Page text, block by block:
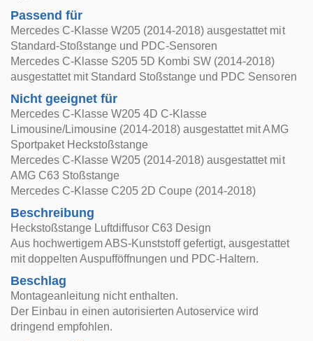
Passend für
Mercedes C-Klasse W205 (2014-2018) ausgestattet mit
Standard-Stoßstange und PDC-Sensoren
Mercedes C-Klasse S205 5D Kombi SW (2014-2018)
ausgestattet mit Standard Stoßstange und PDC Sensoren
Nicht geeignet für
Mercedes C-Klasse W205 4D C-Klasse
Limousine/Limousine (2014-2018) ausgestattet mit AMG
Sportpaket Heckstoßstange
Mercedes C-Klasse W205 (2014-2018) ausgestattet mit
AMG C63 Stoßstange
Mercedes C-Klasse C205 2D Coupe (2014-2018)
Beschreibung
Heckstoßstange Luftdiffusor C63 Design
Aus hochwertigem ABS-Kunststoff gefertigt, ausgestattet
mit doppelten Auspufföffnungen und PDC-Haltern.
Beschlag
Montageanleitung nicht enthalten.
Der Einbau in einen autorisierten Autoservice wird
dringend empfohlen.